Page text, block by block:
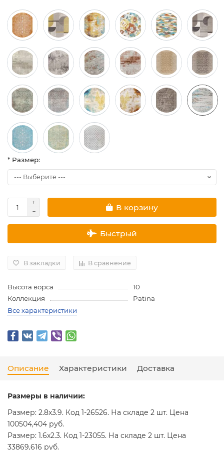
* Размер:
В корзину
Быстрый
В закладки В сравнение
Высота ворса
10
Коллекция
Patina
Все характеристики
Описание Характеристики Доставка
Размеры в наличии:
Размер: 2.8x3.9. Код 1-26526. На складе 2 шт. Цена
100504,404 руб.
Размер: 1.6x2.3. Код 1-23055. На складе 2 шт. Цена
33869,616 руб.